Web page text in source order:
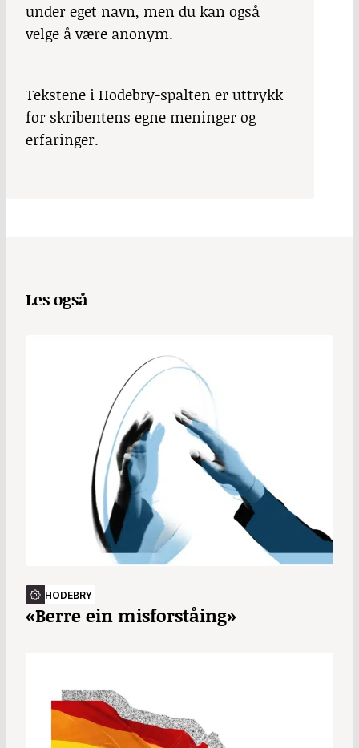
under eget navn, men du kan også
velge å være anonym.
Tekstene i Hodebry-spalten er uttrykk
for skribentens egne meninger og
erfaringer.
Les også
HODEBRY
«Berre ein misforståing»